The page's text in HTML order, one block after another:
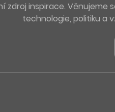
zdroj inspirace.
technologie, politiku a